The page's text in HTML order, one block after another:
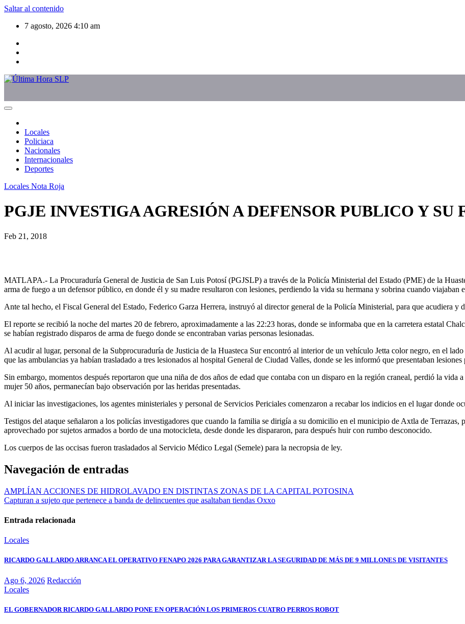
Saltar al contenido
7 agosto, 2026 4:10 am
Locales
Policiaca
Nacionales
Internacionales
Deportes
Locales Nota Roja
PGJE INVESTIGA AGRESIÓN A DEFENSOR PUBLICO Y
Feb 21, 2018
MATLAPA.- La Procuraduría General de Justicia de San Luis Potosí (PGJSLP) a través de la Policía Ministerial del Estado (PME) de la
arma de fuego a un defensor público, en donde él y su madre resultaron con lesiones, perdiendo la vida su hermana y sobrina cuando viajaban
Ante tal hecho, el Fiscal General del Estado, Federico Garza Herrera, instruyó al director general de la Policía Ministerial, para que acudiera y
El reporte se recibió la noche del martes 20 de febrero, aproximadamente a las 22:23 horas, donde se informaba que en la carretera estatal
se habían registrado disparos de arma de fuego donde se encontraban varias personas lesionadas.
Al acudir al lugar, personal de la Subprocuraduría de Justicia de la Huasteca Sur encontró al interior de un vehículo Jetta color negro, en el
que las ambulancias ya habían trasladado a tres lesionados al hospital General de Ciudad Valles, donde se les informó que presentaban
Sin embargo, momentos después reportaron que una niña de dos años de edad que contaba con un disparo en la región craneal, perdió la vida
mujer 50 años, permanecían bajo observación por las heridas presentadas.
Al iniciar las investigaciones, los agentes ministeriales y personal de Servicios Periciales comenzaron a recabar los indicios en el lugar donde
Testigos del ataque señalaron a los policías investigadores que cuando la familia se dirigía a su domicilio en el municipio de Axtla de Terrazas,
aprovechado por sujetos armados a bordo de una motocicleta, desde donde les dispararon, para después huir con rumbo desconocido.
Los cuerpos de las occisas fueron trasladados al Servicio Médico Legal (Semele) para la necropsia de ley.
Navegación de entradas
AMPLÍAN ACCIONES DE HIDROLAVADO EN DISTINTAS ZONAS DE LA CAPITAL POTOSINA
Capturan a sujeto que pertenece a banda de delincuentes que asaltaban tiendas Oxxo
Entrada relacionada
Locales
RICARDO GALLARDO ARRANCA EL OPERATIVO FENAPO 2026 PARA GARANTIZAR LA SEGURIDAD DE MÁS DE 9 MILLONES DE VISITANTES
Ago 6, 2026 Redacción
Locales
EL GOBERNADOR RICARDO GALLARDO PONE EN OPERACIÓN LOS PRIMEROS CUATRO PERROS ROBOT